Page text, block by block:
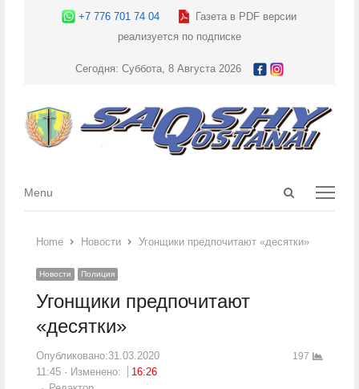
+7 776 701 74 04
Газета в PDF версии
реализуется по подписке
Сегодня: Суббота, 8 Августа 2026
Open
Menu
Menu
Home Новости Угонщики предпочитают «десятки»
Новости Полиция
Угонщики предпочитают
«десятки»
Опубликовано:31.03.2020
11:45
Изменено:
16:26
197